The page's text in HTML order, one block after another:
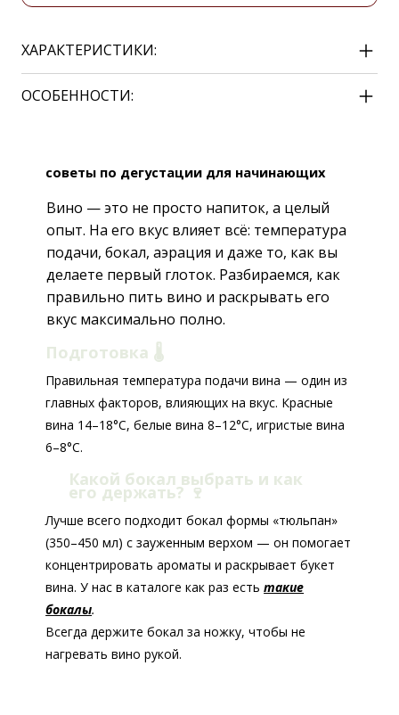
ХАРАКТЕРИСТИКИ:
ОСОБЕННОСТИ:
советы по дегустации для начинающих
Вино — это не просто напиток, а целый
опыт. На его вкус влияет всё: температура
подачи, бокал, аэрация и даже то, как вы
делаете первый глоток. Разбираемся, как
правильно пить вино и раскрывать его
вкус максимально полно.
Подготовка 🌡️
Правильная температура подачи вина — один из
главных факторов, влияющих на вкус. Красные
вина 14–18°C, белые вина 8–12°C, игристые вина
6–8°C.
Какой бокал выбрать и как
его держать?🍷
Лучше всего подходит бокал формы «тюльпан»
(350–450 мл) с зауженным верхом — он помогает
концентрировать ароматы и раскрывает букет
вина. У нас в каталоге как раз естьтакие
бокалы.
Всегда держите бокал за ножку, чтобы не
нагревать вино рукой.